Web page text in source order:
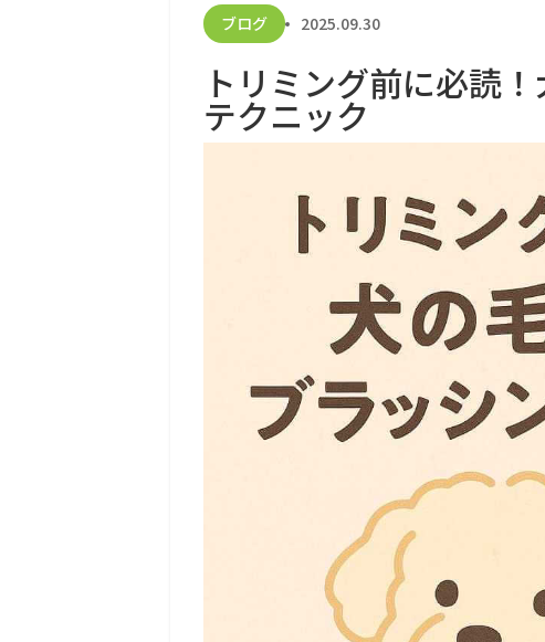
ブログ 2025.09.30
トリミング前に必読
テクニック